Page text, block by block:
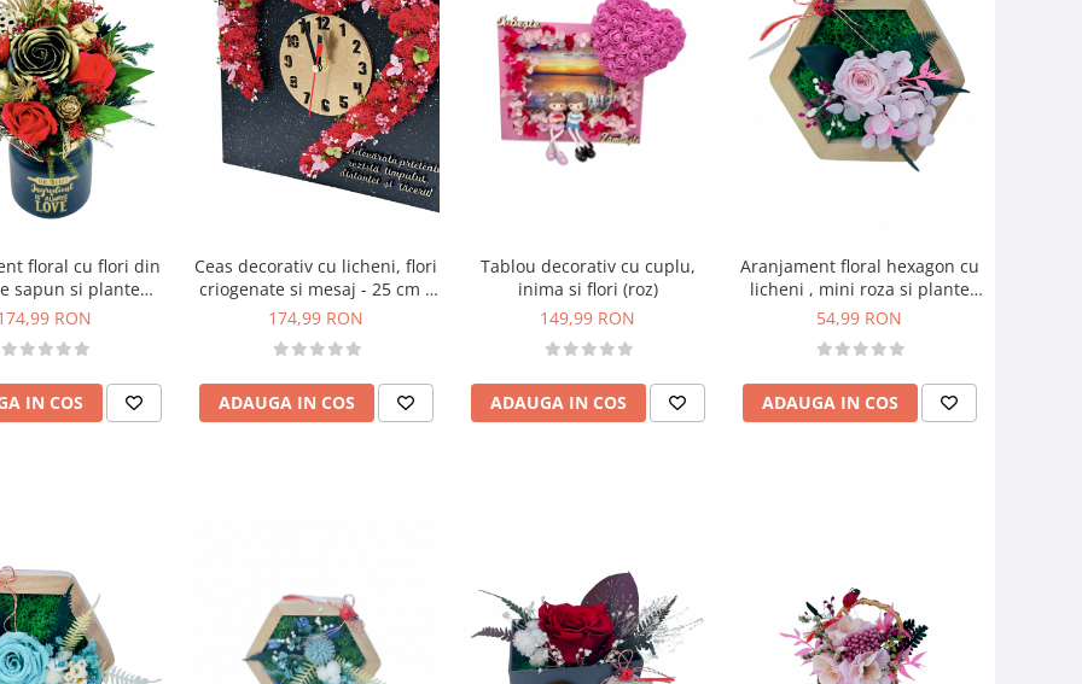
floral cu flori din
sapun si plante
si criogenate
RON
IN COS
Ceas decorativ cu licheni, flori
criogenate si mesaj - 25 cm x
25 cm (Negru / Rosu)
174,99 RON
ADAUGA IN COS
Tablou decorativ cu cuplu,
inima si flori (roz)
149,99 RON
ADAUGA IN COS
Aranjament floral hexagon cu
licheni , mini roza si plante
criogenate (Roz)
54,99 RON
ADAUGA IN COS